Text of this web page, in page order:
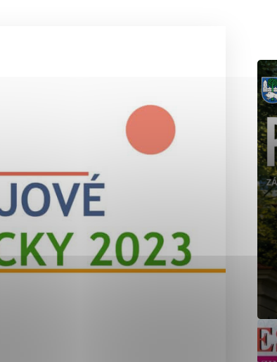
pre prevádzku nevyhnutné a pomáhajú urobiť
funkcie, ako je navigácia na stránke a prístup k
cookie nemôže web správne fungovať.
prevádzkovateľovi stránok pochopiť, ako
a ponúknuť im lepšiu skúsenosť. Všetky
osobou.
Viac